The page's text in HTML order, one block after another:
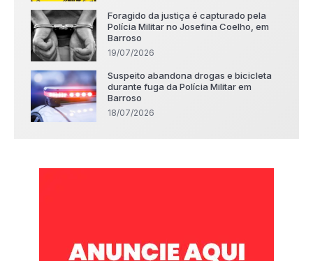
Foragido da justiça é capturado pela
Polícia Militar no Josefina Coelho, em
Barroso
19/07/2026
Suspeito abandona drogas e bicicleta
durante fuga da Polícia Militar em
Barroso
18/07/2026